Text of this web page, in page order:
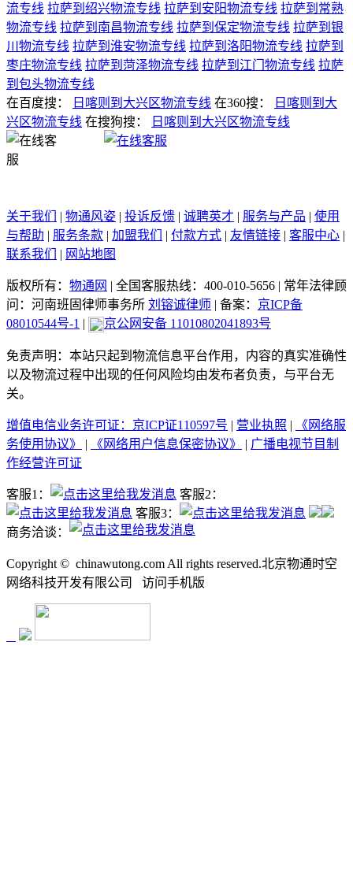
流专线 拉萨到绍兴物流专线 拉萨到安阳物流专线 拉萨到常熟
物流专线 拉萨到南昌物流专线 拉萨到保定物流专线 拉萨到银
川物流专线 拉萨到淮安物流专线 拉萨到洛阳物流专线 拉萨到
枣庄物流专线 拉萨到菏泽物流专线 拉萨到江门物流专线 拉萨
到包头物流专线
在百度搜：
日喀则到大兴区物流专线 在360搜：
日喀则到大
兴区物流专线 在搜狗搜： 日喀则到大兴区物流专线
关于我们 | 物通风姿 | 投诉反馈 | 诚聘英才 | 服务与产品 | 使用
与帮助 | 服务条款 | 加盟我们 | 付款方式 | 友情链接 | 客服中心 |
联系我们
| 网站地图
版权所有： 物通网 | 全国客服热线：400-010-5656 | 常年法律顾
问：河南班固律师事务所 刘镕诚律师 | 备案： 京ICP备
08010544号-1 | 京公网安备 11010802041893号
免责声明：本站只起到物流信息平台作用，内容的真实准确性
以及物流过程中出现的任何风险均由发布者负责，与平台无
关。
增值电信业务许可证：京ICP证110597号 | 营业执照 |
《网络服
务使用协议》
| 《网络用户信息保密协议》 | 广播电视节目制
作经营许可证
客服1：
客服2：
客服3：
商务洽谈：
Copyright © chinawutong.com All rights reserved.北京物通时空
网络科技开发有限公司
访问手机版